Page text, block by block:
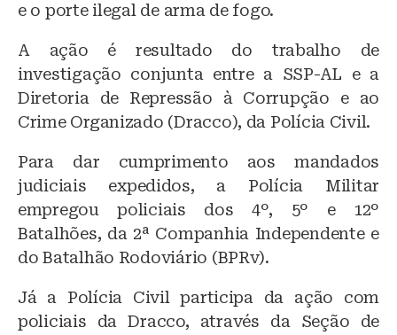
e o porte ilegal de arma de fogo.
A ação é resultado do trabalho de
investigação conjunta entre a SSP-AL e a
Diretoria de Repressão à Corrupção e ao
Crime Organizado (Dracco), da Polícia Civil.
Para dar cumprimento aos mandados
judiciais expedidos, a Polícia Militar
empregou policiais dos 4º, 5º e 12º
Batalhões, da 2ª Companhia Independente e
do Batalhão Rodoviário (BPRv).
Já a Polícia Civil participa da ação com
policiais da Dracco, através da Seção de